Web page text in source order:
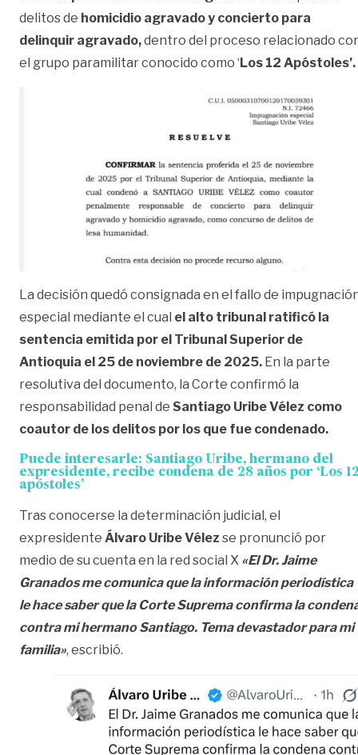
delitos de homicidio agravado y concierto para
delinquir agravado,dentro del proceso relacionado
el grupo paramilitar conocido como ‘ Los 12 Apóstoles’.
La decisión quedó consignada en el fallo de
especial mediante el cual el alto tribunal ratificó la
sentencia emitida por el Tribunal Superior de
Antioquia el 25 de noviembre de 2025. En la parte
resolutiva del documento, la Corte confirmó la
responsabilidad penal de Santiago Uribe Vélez como
coautor de los delitos por los que fue condenado.
Puede interesarle: Santiago Uribe, hermano del
expresidente, recibe condena de 28 años por ‘Los
apóstoles’
Tras conocerse la determinación judicial, el
expresidente Álvaro Uribe Vélez se pronunció por
medio de su cuenta en la red social X «El Dr. Jaime
Granados me comunica que la información periodística
le hace saber que la Corte Suprema confirma la
contra mi hermano Santiago. Tema devastador para mi
familia», escribió.